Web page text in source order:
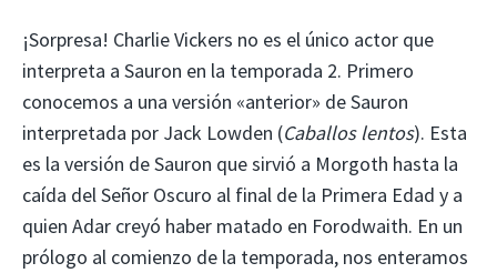
¡Sorpresa! Charlie Vickers no es el único actor que
interpreta a Sauron en la temporada 2. Primero
conocemos a una versión «anterior» de Sauron
interpretada por Jack Lowden (Caballos lentos). Esta
es la versión de Sauron que sirvió a Morgoth hasta la
caída del Señor Oscuro al final de la Primera Edad y a
quien Adar creyó haber matado en Forodwaith. En un
prólogo al comienzo de la temporada, nos enteramos